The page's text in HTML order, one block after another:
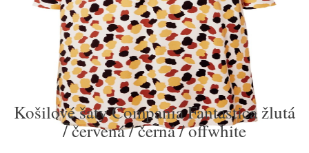
Košilové šaty Compania Fantastica žlutá
/ červená / černá / offwhite